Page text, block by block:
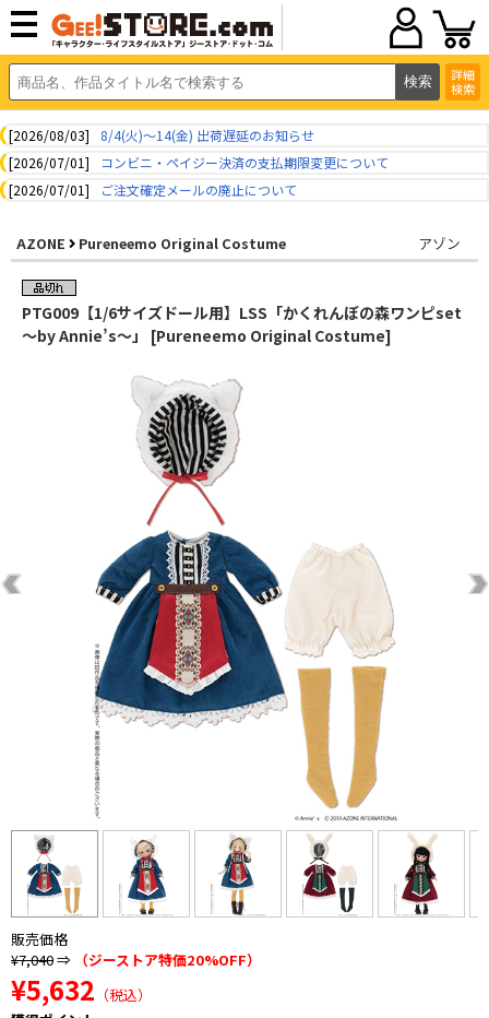
詳細
検索
[2026/08/03]
8/4(火)～14(金) 出荷遅延のお知らせ
[2026/07/01]
コンビニ・ペイジー決済の支払期限変更について
[2026/07/01]
ご注文確定メールの廃止について
AZONE Pureneemo Original Costume アゾン
PTG009【1/6サイズドール用】LSS「かくれんぼの森ワンピset
～by Annie’s～」 [Pureneemo Original Costume]
販売価格
¥7,040⇒ （ジーストア特価20%OFF）
¥5,632 （税込）